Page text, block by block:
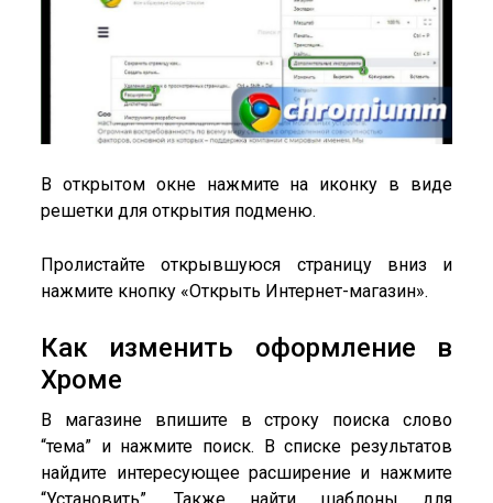
В открытом окне нажмите на иконку в виде
решетки для открытия подменю.
Пролистайте открывшуюся страницу вниз и
нажмите кнопку «Открыть Интернет-магазин».
Как изменить оформление в
Хроме
В магазине впишите в строку поиска слово
“тема” и нажмите поиск. В списке результатов
найдите интересующее расширение и нажмите